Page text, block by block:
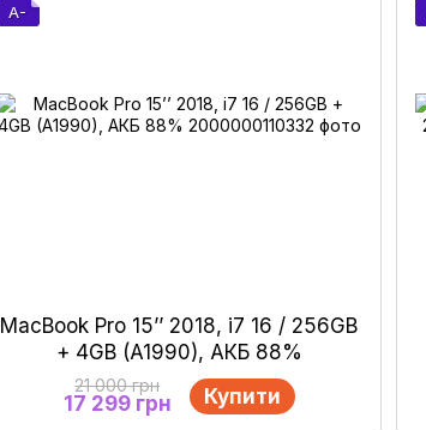
A-
MacBook Pro 15’’ 2018, i7 16 / 256GB
+ 4GB (A1990), АКБ 88%
21 000 грн
17 299 грн Купити